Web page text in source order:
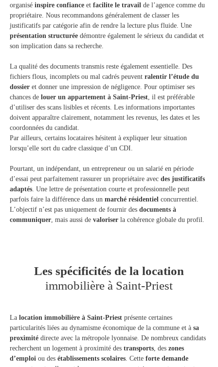
organisé inspire confiance et facilite le travail de l’agence comme du
propriétaire. Nous recommandons généralement de classer les
justificatifs par catégorie afin de rendre la lecture plus fluide. Une
présentation structurée démontre également le sérieux du candidat et
son implication dans sa recherche.
La qualité des documents transmis reste également essentielle. Des
fichiers flous, incomplets ou mal cadrés peuvent ralentir l’étude du
dossier et donner une impression de négligence. Pour optimiser ses
chances de louer un appartement à Saint-Priest , il est préférable
d’utiliser des scans lisibles et récents. Les informations importantes
doivent apparaître clairement, notamment les revenus, les dates et les
coordonnées du candidat.
Par ailleurs, certains locataires hésitent à expliquer leur situation
lorsqu’elle sort du cadre classique d’un CDI.
Pourtant, un indépendant, un entrepreneur ou un salarié en période
d’essai peut parfaitement rassurer un propriétaire avec des justificatifs
adaptés . Une lettre de présentation courte et professionnelle peut
parfois faire la différence dans un marché résidentiel concurrentiel.
L’objectif n’est pas uniquement de fournir des documents à
communiquer , mais aussi de valoriser la cohérence globale du profil.
Les spécificités de la location
immobilière à Saint-Priest
La location immobilière à Saint-Priest présente certaines
particularités liées au dynamisme économique de la commune et à sa
proximité directe avec la métropole lyonnaise. De nombreux candidats
recherchent un logement à proximité des transports , des zones
d’emploi ou des établissements scolaires . Cette forte demande